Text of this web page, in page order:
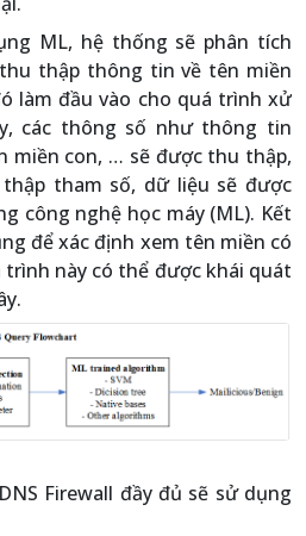
ML, hệ thống sẽ phân tích
thập thông tin về tên miền
làm đầu vào cho quá trình xử
các thông số như thông tin
miền con, … sẽ được thu thập,
tham số, dữ liệu sẽ được
công nghệ học máy (ML). Kết
để xác định xem tên miền có
trình này có thể được khái quát
Firewall đầy đủ sẽ sử dụng